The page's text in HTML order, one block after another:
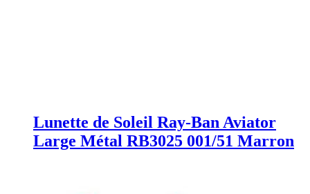
Lunette de Soleil Ray-Ban Aviator
Large Métal RB3025 001/51 Marron